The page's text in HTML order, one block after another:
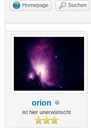
Homepage Suchen
orion
ist hier unerwünscht